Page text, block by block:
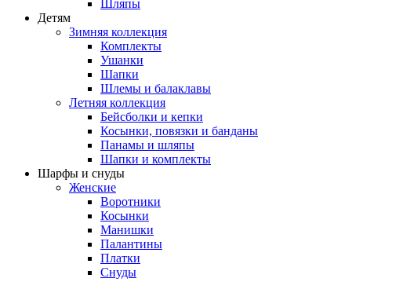
Шляпы
Детям
Зимняя коллекция
Комплекты
Ушанки
Шапки
Шлемы и балаклавы
Летняя коллекция
Бейсболки и кепки
Косынки, повязки и банданы
Панамы и шляпы
Шапки и комплекты
Шарфы и снуды
Женские
Воротники
Косынки
Манишки
Палантины
Платки
Снуды